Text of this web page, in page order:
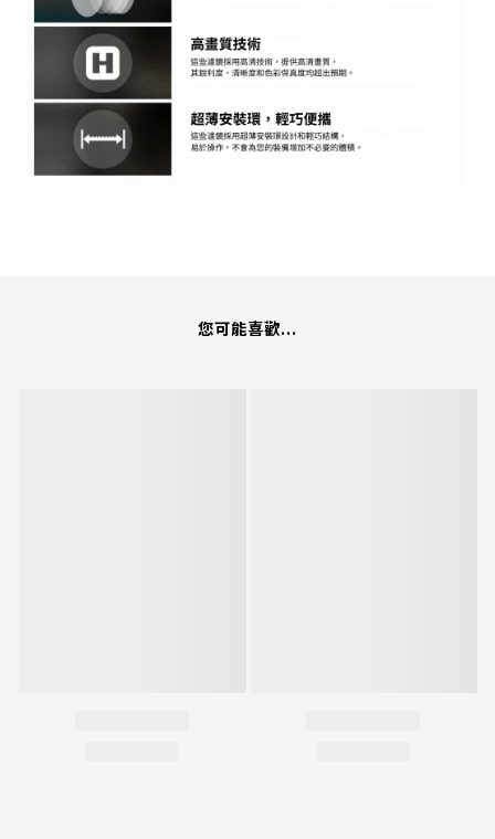
您可能喜歡...